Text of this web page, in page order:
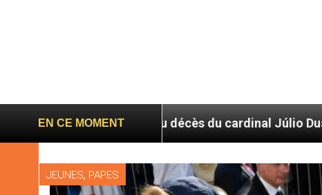
EN CE MOMENT
au décès du cardinal Júlio Duarte Langa
JEUNES, PAPES